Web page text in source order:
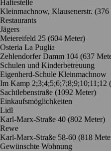
Haltestelle
Kleinmachnow, Klausenerstr. (376
Restaurants
Jägers
Meiereifeld 25 (604 Meter)
Osteria La Puglia
Zehlendorfer Damm 104 (637
Schulen und Kinderbetreuung
Eigenherd-Schule Kleinmachnow
Im Kamp 2;3;4;5;6;7;8;9;10;11;12
Sachtlebenstraße (1092 Meter)
Einkaufsmöglichkeiten
Lidl
Karl-Marx-Straße 40 (802 Meter)
Rewe
Karl-Marx-Straße 58-60 (818
Gewünschte Wohnung